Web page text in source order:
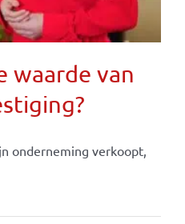
waarde van
onderneming verkoopt,